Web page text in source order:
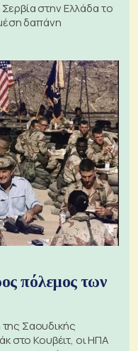
στην Ελλάδα το
δαπάνη
πόλεμος των
Σαουδικής
στο Κουβέιτ, οι ΗΠΑ